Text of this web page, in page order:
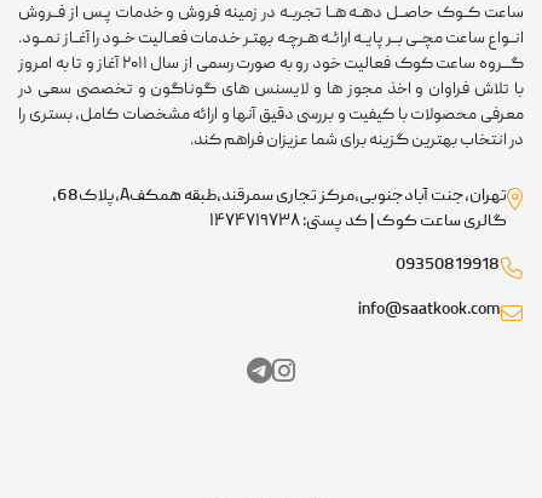
کــوک حاصــل دهــه هــا تجربــه در زمینه فروش و خدمات پـس از فــروش
ساعت مچــی بــر پایــه ارائــه هـرچـه بهتـر خـدمات فعـالیت خــود را آغــاز نمــود.
گـــروه ساعت کوک فعالیت خود رو به صورت رسمی از سال ۲۰۱۱ آغاز و تا به امروز
تلاش فراوان و اخذ مجوز ها و لایسنس های گوناگون و تخصصی سعی در
محصولات با کیفیت و بررسی دقیق آنها و ارائه مشخصات کامل، بستری را
انتخاب بهترین گزینه برای شما عزیزان فراهم کند.
تهران،جنت آبادجنوبی،مرکز تجاری سمرقند،طبقه همکفA،پلاک68،
گالری ساعت کوک | کد پستی: ۱۴۷۴۷۱۹۷۳۸
09350819918
info@saatkook.com